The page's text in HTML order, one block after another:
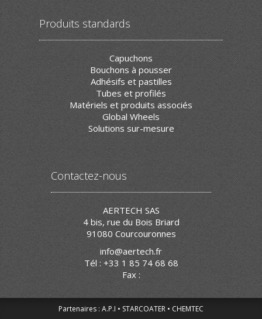
Produits standards
Capuchons
Bouchons à pousser
Adhésifs et pastilles
Tubes et profilés
Matériels et produits associés
Global Wheels
Solutions sur-mesure
Contactez-nous
AERTECH SAS
4 bis, rue du Bois Briard
91080 Courcouronnes
info@aertech.fr
Tél : +33 1 85 74 68 68
Fax :
Partenaires : A.P.I STARCOATER CHEMTEC